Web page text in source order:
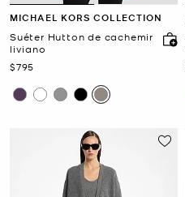
MICHAEL KORS COLLECTION
Suéter Hutton de cachemir
liviano
Ahora
$795